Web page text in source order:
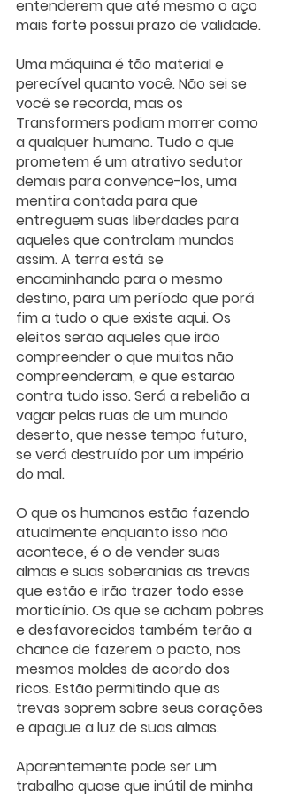
entenderem que até mesmo o aço
mais forte possui prazo de validade.
Uma máquina é tão material e
perecível quanto você. Não sei se
você se recorda, mas os
Transformers podiam morrer como
a qualquer humano. Tudo o que
prometem é um atrativo sedutor
demais para convence-los, uma
mentira contada para que
entreguem suas liberdades para
aqueles que controlam mundos
assim. A terra está se
encaminhando para o mesmo
destino, para um período que porá
fim a tudo o que existe aqui. Os
eleitos serão aqueles que irão
compreender o que muitos não
compreenderam, e que estarão
contra tudo isso. Será a rebelião a
vagar pelas ruas de um mundo
deserto, que nesse tempo futuro,
se verá destruído por um império
do mal.
O que os humanos estão fazendo
atualmente enquanto isso não
acontece, é o de vender suas
almas e suas soberanias as trevas
que estão e irão trazer todo esse
morticínio. Os que se acham pobres
e desfavorecidos também terão a
chance de fazerem o pacto, nos
mesmos moldes de acordo dos
ricos. Estão permitindo que as
trevas soprem sobre seus corações
e apague a luz de suas almas.
Aparentemente pode ser um
trabalho quase que inútil de minha